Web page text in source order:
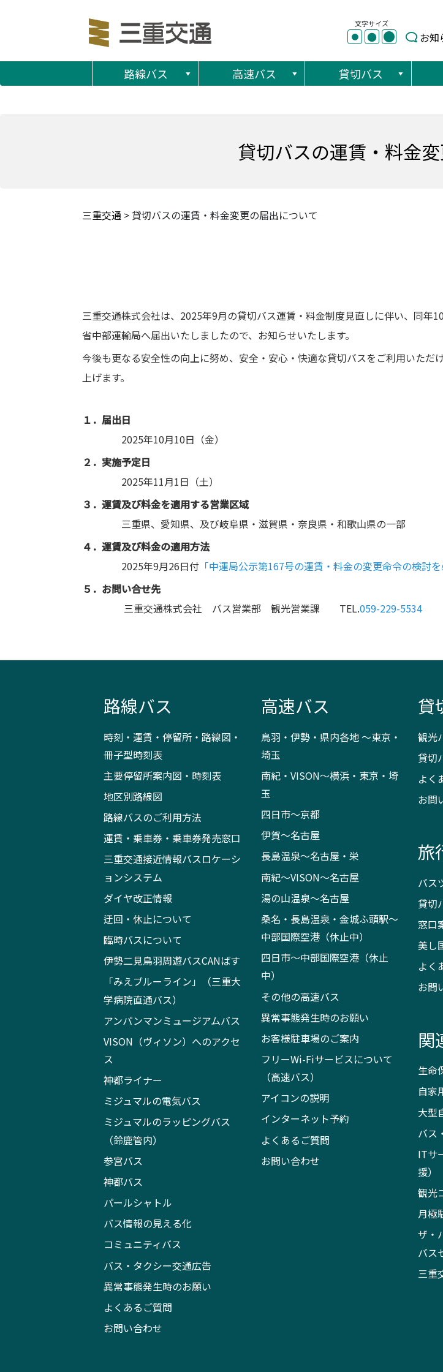
文字サイズ
● ● ● お知
路線バス 高速バス 貸切バス
貸切バスの運賃・料金
三重交通 >貸切バスの運賃・料金変更の届出について
三重交通株式会社は、2025年9月の貸切バス運賃・料金制度見直しに伴い、同
省中部運輸局へ届出いたしましたので、お知らせいたします。
今後も更なる安全性の向上に努め、安全・安心・快適な貸切バスをご利用いた
上げます。
１．届出日
2025年10月10日（金）
２．実施予定日
2025年11月1日（土）
３．運賃及び料金を適用する営業区域
三重県、愛知県、及び岐阜県・滋賀県・奈良県・和歌山県の一部
４．運賃及び料金の適用方法
2025年9月26日付 「中運局公示第167号の運賃・料金の変更命令の検討
５．お問い合せ先
三重交通株式会社 バス営業部 観光営業課 TEL.059-229-5534
路線バス
時刻・運賃・停留所・路線図・
冊子型時刻表
主要停留所案内図・時刻表
地区別路線図
路線バスのご利用方法
運賃・乗車券・乗車券発売窓口
三重交通接近情報バスロケーシ
ョンシステム
ダイヤ改正情報
迂回・休止について
臨時バスについて
伊勢二見鳥羽周遊バスCANばす
「みえブルーライン」（三重大
学病院直通バス）
アンパンマンミュージアムバス
VISON（ヴィソン）へのアクセ
ス
神都ライナー
ミジュマルの電気バス
ミジュマルのラッピングバス
（鈴鹿管内）
参宮バス
神都バス
パールシャトル
バス情報の見える化
コミュニティバス
バス・タクシー交通広告
異常事態発生時のお願い
よくあるご質問
お問い合わせ
高速バス
鳥羽・伊勢・県内各地 ～東京・
埼玉
南紀・VISON～横浜・東京・埼
玉
四日市～京都
伊賀～名古屋
長島温泉～名古屋・栄
南紀～VISON～名古屋
湯の山温泉～名古屋
桑名・長島温泉・金城ふ頭駅～
中部国際空港（休止中）
四日市～中部国際空港（休止
中）
その他の高速バス
異常事態発生時のお願い
お客様駐車場のご案内
フリーWi-Fiサービスについて
（高速バス）
アイコンの説明
インターネット予約
よくあるご質問
お問い合わせ
貸
観光
貸切
よく
お問
旅
バス
貸切
窓口
美し
よく
お問
関
生命
自家
大型
バス
ITサ
援）
観光
月極
ザ・
バス
三重